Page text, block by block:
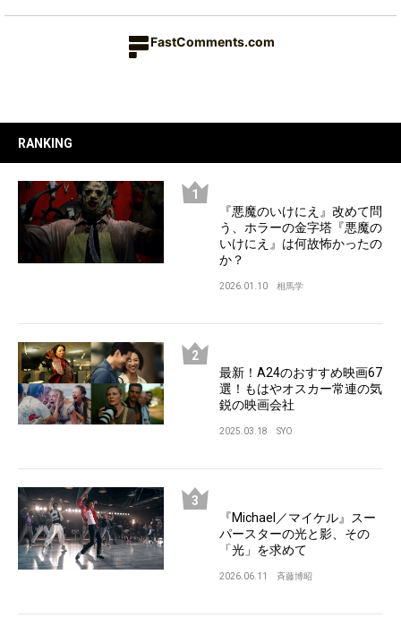
FastComments.com
RANKING
『悪魔のいけにえ』改めて問
う、ホラーの金字塔『悪魔の
いけにえ』は何故怖かったの
か？
2026.01.10 相馬学
最新！A24のおすすめ映画67
選！もはやオスカー常連の気
鋭の映画会社
2025.03.18 SYO
『Michael／マイケル』スー
パースターの光と影、その
「光」を求めて
2026.06.11 斉藤博昭